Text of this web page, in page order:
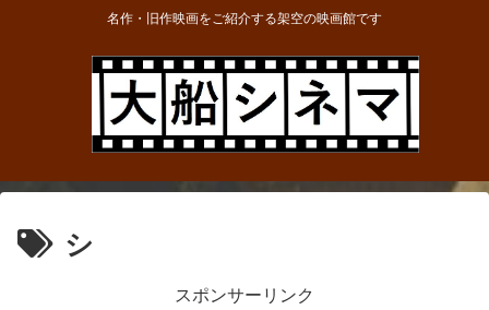
名作・旧作映画をご紹介する架空の映画館です
シ
スポンサーリンク